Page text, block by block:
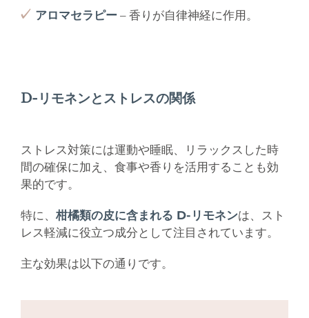
アロマセラピー– 香りが自律神経に作用。
D-リモネンとストレスの関係
ストレス対策には運動や睡眠、リラックスした時
間の確保に加え、食事や香りを活用することも効
果的です。
特に、 柑橘類の皮に含まれる D-リモネンは、スト
レス軽減に役立つ成分として注目されています。
主な効果は以下の通りです。